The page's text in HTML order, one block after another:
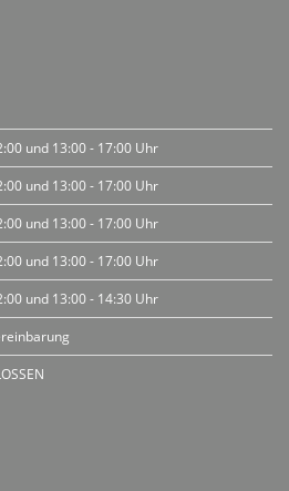
und 13:00 - 17:00 Uhr
und 13:00 - 17:00 Uhr
und 13:00 - 17:00 Uhr
und 13:00 - 17:00 Uhr
und 13:00 - 14:30 Uhr